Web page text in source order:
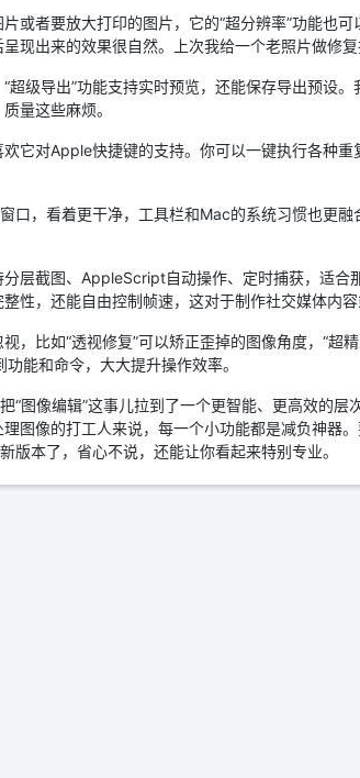
或者要放大打印的图片，它的“超分辨率”功能也
现出来的效果很自然。上次我给一个老照片做修
超级导出”功能支持实时预览，还能保存导出预设
量这些麻烦。
它对Apple快捷键的支持。你可以一键执行各种
口，看着更干净，工具栏和Mac的系统习惯也更
层截图、AppleScript自动操作、定时捕获，适合
性，还能自由控制帧速，这对于制作社交媒体内容
，比如“透视修复”可以矫正歪掉的图像角度，“超
能和命令，大大提升操作效率。
“图像编辑”这事儿拉到了一个更智能、更高效的
图像的打工人来说，每一个小功能都是减负神器
版本了，省心不说，还能让你看起来特别专业。